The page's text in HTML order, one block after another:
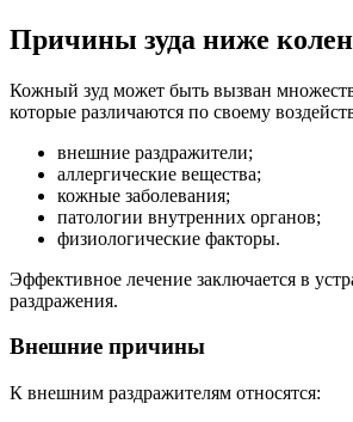
Причины зуда ниже колен
Кожный зуд может быть вызван
которые различаются по своему
внешние раздражители;
аллергические вещества;
кожные заболевания;
патологии внутренних органов;
физиологические факторы.
Эффективное лечение заключается в
раздражения.
Внешние причины
К внешним раздражителям относятся: